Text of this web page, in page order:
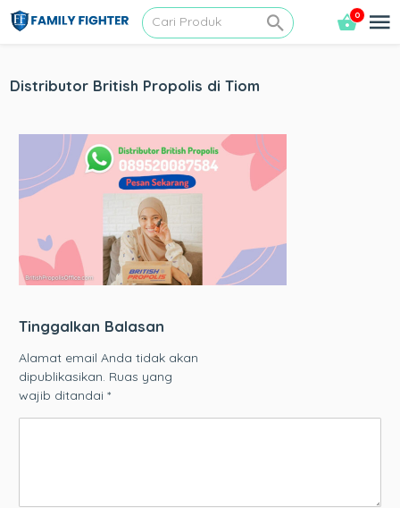
0
Distributor British Propolis di Tiom
Tinggalkan Balasan
Alamat email Anda tidak akan
dipublikasikan. Ruas yang
wajib ditandai*